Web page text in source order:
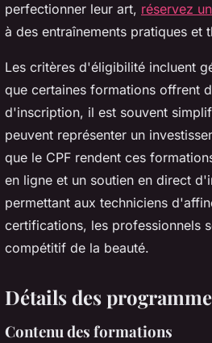
perfectionner leur art, réservez
à des entraînements pratiques et
Les critères d'éligibilité incluent
que certaines formations offrent
d'inscription, il est souvent
peuvent représenter un
que le CPF rendent ces
en ligne et un soutien en direct
permettant aux techniciens
certifications, les professionnels
compétitif de la beauté.
Détails des
Contenu des formations